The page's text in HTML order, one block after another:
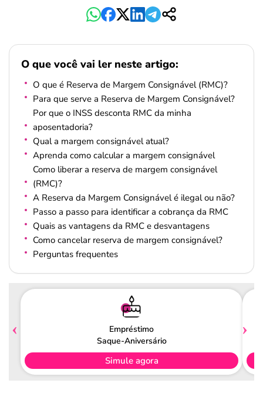
O que você vai ler neste artigo:
O que é Reserva de Margem Consignável (RMC)?
Para que serve a Reserva de Margem Consignável?
Por que o INSS desconta RMC da minha
aposentadoria?
Qual a margem consignável atual?
Aprenda como calcular a margem consignável
Como liberar a reserva de margem consignável
(RMC)?
A Reserva da Margem Consignável é ilegal ou não?
Passo a passo para identificar a cobrança da RMC
Quais as vantagens da RMC e desvantagens
Como cancelar reserva de margem consignável?
Perguntas frequentes
Empréstimo
Saque-Aniversário
Simule agora